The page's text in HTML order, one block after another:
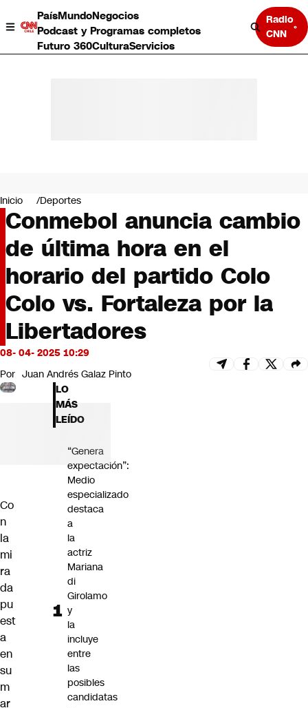
PaísMundoNegocios
Podcast y Programas completos
Futuro 360CulturaServicios
Radio
CNN
Negocios
Deportes
Programas completos
Cultura
Servicios
Bits
CNN tiempo
Futuro 360
Opinión
Inicio Deportes
Conmebol anuncia cambio
de última hora en el
horario del partido Colo
Colo vs. Fortaleza por la
Libertadores
08- 04- 2025 10:29
Por Juan Andrés Galaz Pinto
Co
n
la
mi
ra
da
pu
est
a
en
su
m
ar
LO
MÁS
LEÍDO
“Genera
expectación”:
Medio
especializado
destaca
a
la
actriz
Mariana
di
Girolamo
y
la
incluye
entre
las
posibles
candidatas